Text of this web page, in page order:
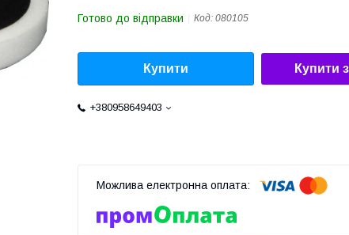
Готово до відправки Код: 080105
Купити Купити з
+380958649403